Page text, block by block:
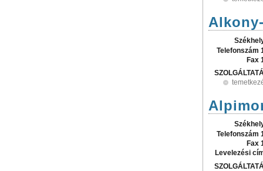
Telefonszám
Fax
Telefonszám
Fax
Levelezési